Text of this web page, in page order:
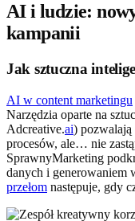
AI i ludzie:
kampanii
Jak sztuczna
AI w content marketingu
Narzędzia oparte na
Adcreative.ai) pozwalają
procesów, ale… nie
SprawnyMarketing
danych i generowaniem
przełom następuje, gdy